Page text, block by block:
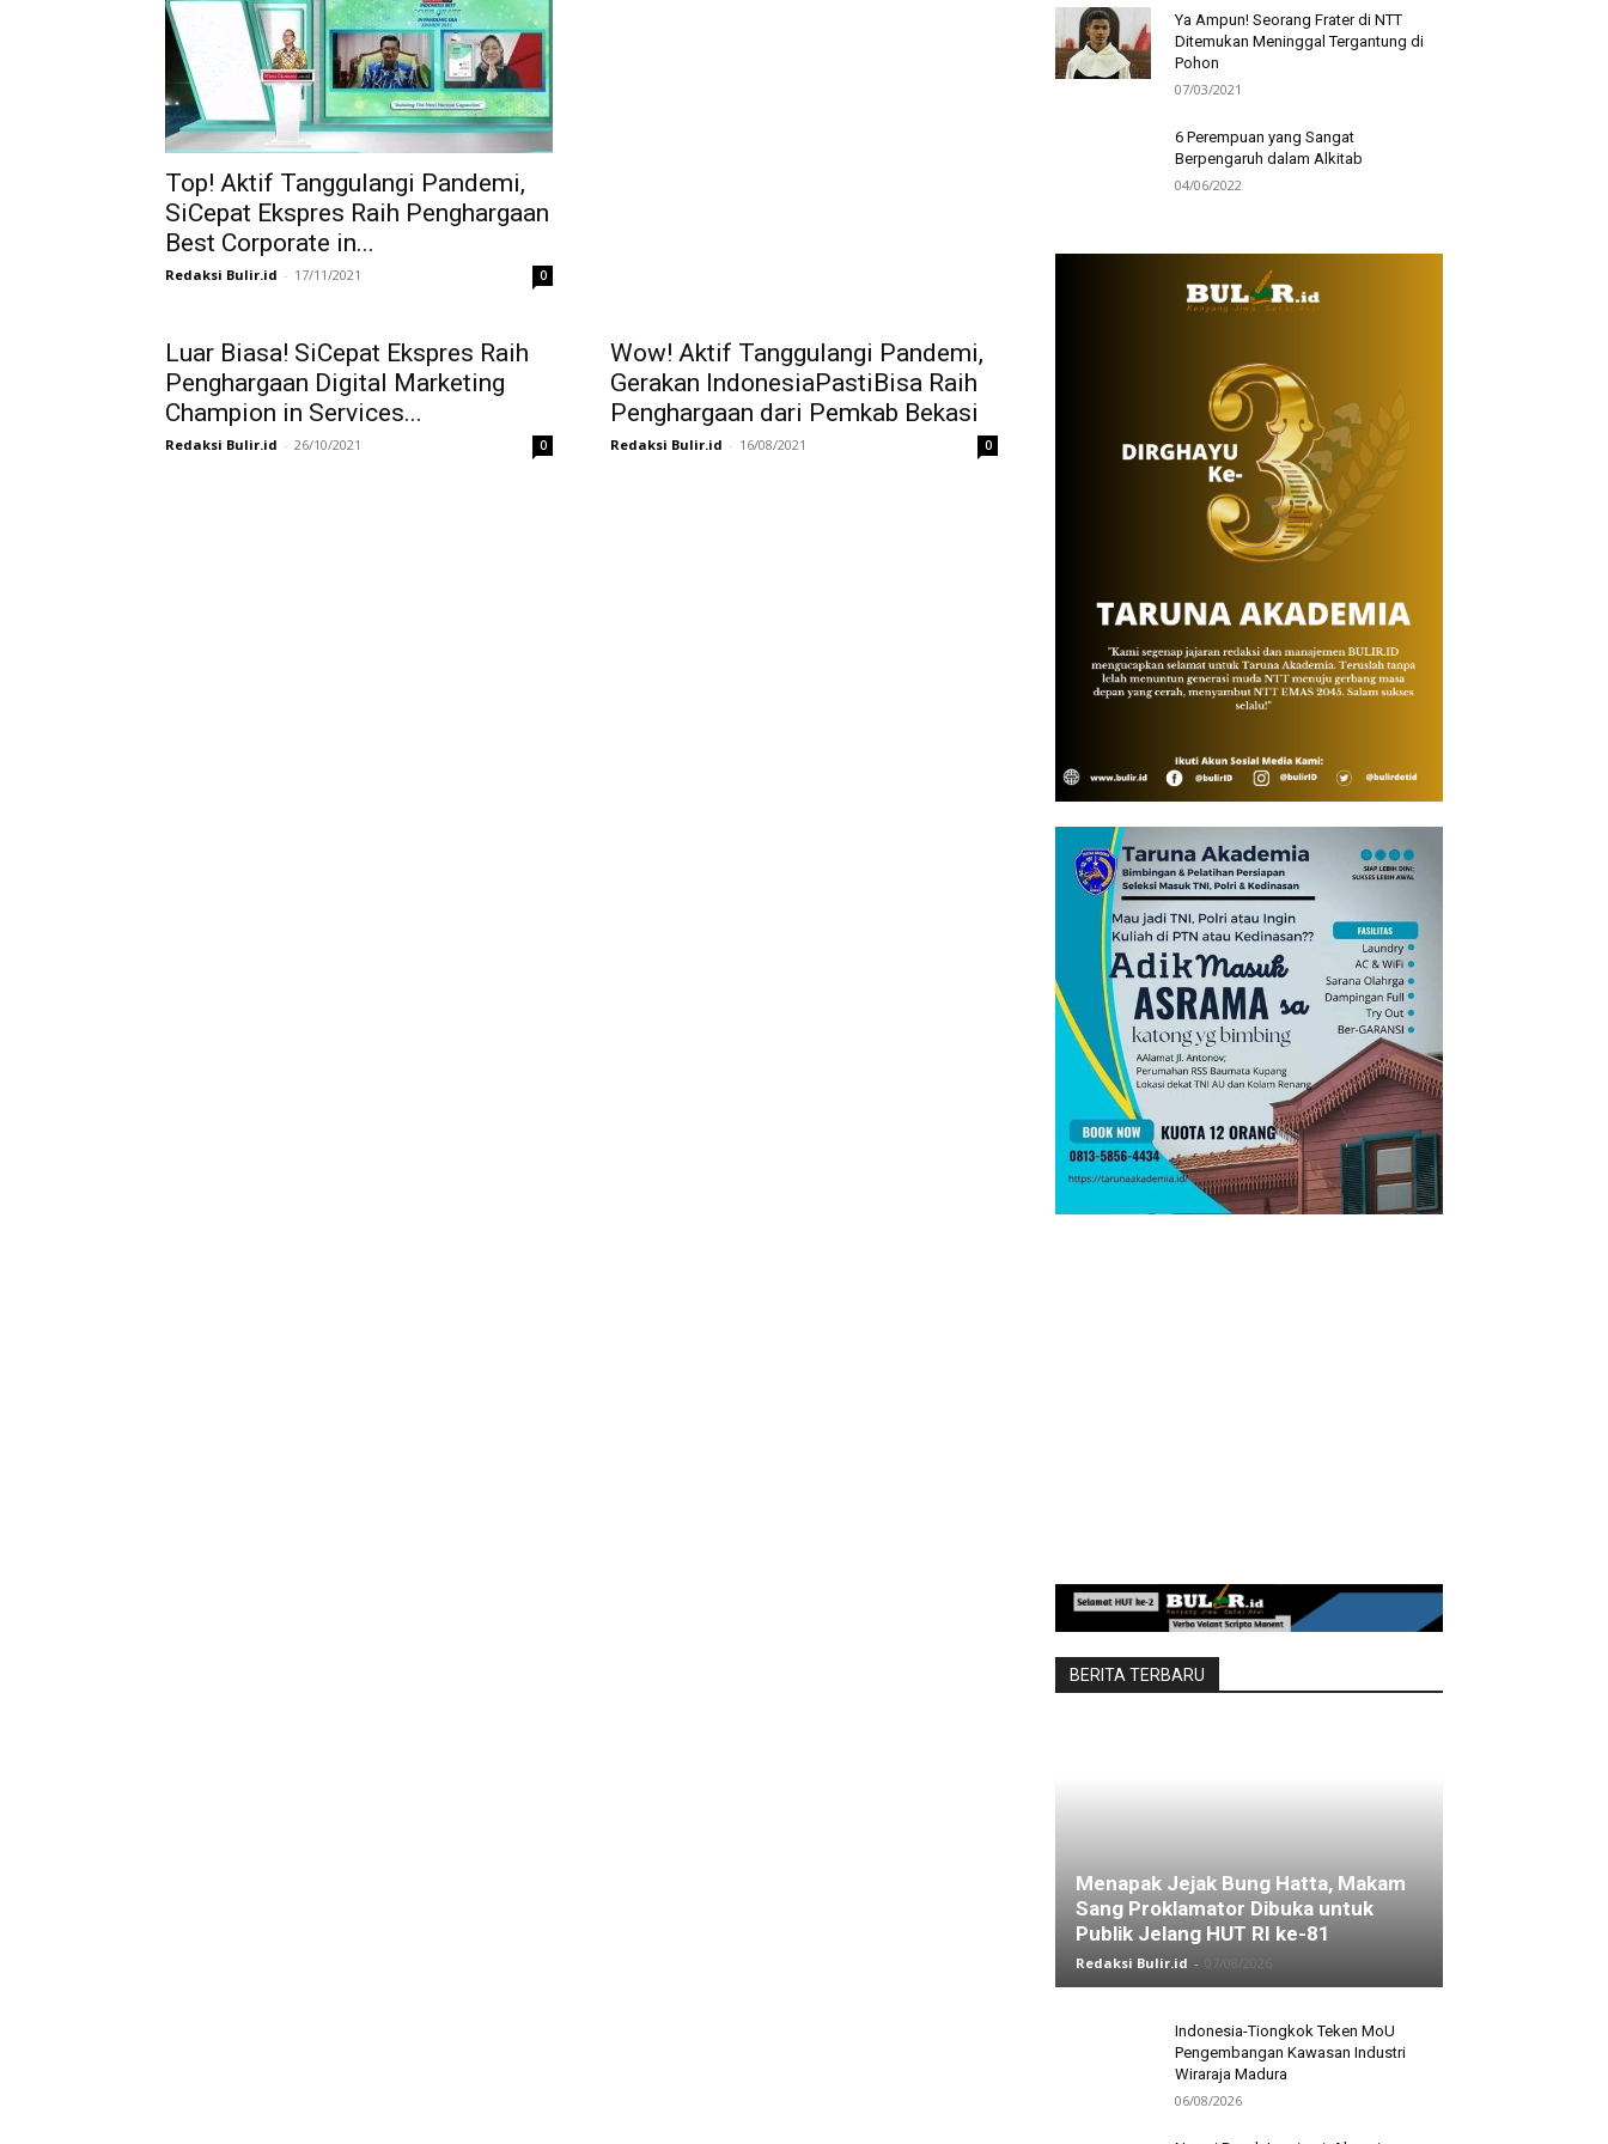
Top! Aktif Tanggulangi Pandemi,
SiCepat Ekspres Raih Penghargaan
Best Corporate in...
Redaksi Bulir.id - 17/11/2021 0
Luar Biasa! SiCepat Ekspres Raih
Penghargaan Digital Marketing
Champion in Services...
Redaksi Bulir.id - 26/10/2021 0
Wow! Aktif Tanggulangi Pandemi,
Gerakan IndonesiaPastiBisa Raih
Penghargaan dari Pemkab Bekasi
Redaksi Bulir.id - 16/08/2021 0
Ya Ampun! Seorang Frater di NTT
Ditemukan Meninggal Tergantung di
Pohon
07/03/2021
6 Perempuan yang Sangat
Berpengaruh dalam Alkitab
04/06/2022
BERITA TERBARU
Menapak Jejak Bung Hatta, Makam
Sang Proklamator Dibuka untuk
Publik Jelang HUT RI ke-81
Redaksi Bulir.id - 07/08/2026
Indonesia-Tiongkok Teken MoU
Pengembangan Kawasan Industri
Wiraraja Madura
06/08/2026